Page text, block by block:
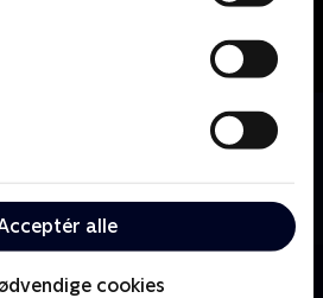
alle
cookies
Anders Bro en række midt-
af sang og musik